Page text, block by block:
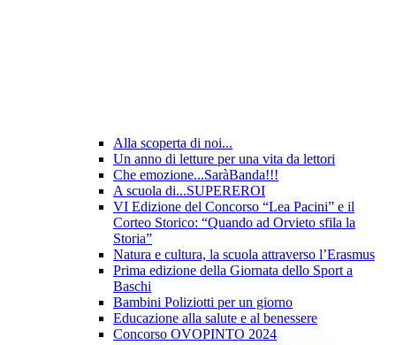
Alla scoperta di noi...
Un anno di letture per una vita da lettori
Che emozione...SaràBanda!!!
A scuola di...SUPEREROI
VI Edizione del Concorso “Lea Pacini” e il
Corteo Storico: “Quando ad Orvieto sfila la
Storia”
Natura e cultura, la scuola attraverso l’Erasmus
Prima edizione della Giornata dello Sport a
Baschi
Bambini Poliziotti per un giorno
Educazione alla salute e al benessere
Concorso OVOPINTO 2024